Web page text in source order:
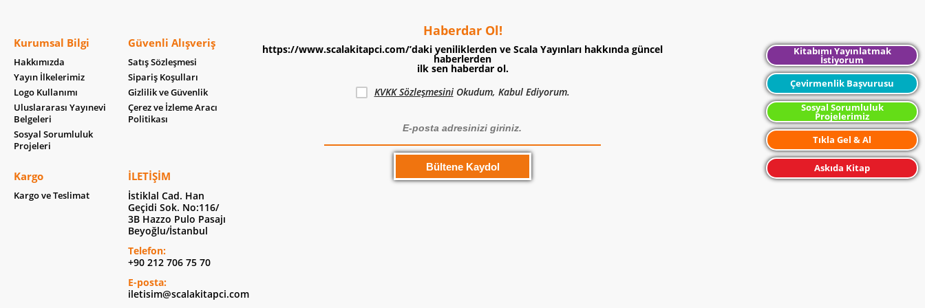
Kurumsal Bilgi
Hakkımızda
Yayın İlkelerimiz
Logo Kullanımı
Uluslararası Yayınevi
Belgeleri
Sosyal Sorumluluk
Projeleri
Güvenli Alışveriş
Satış Sözleşmesi
Sipariş Koşulları
Gizlilik ve Güvenlik
Çerez ve İzleme Aracı
Politikası
Kargo
Kargo ve Teslimat
İLETIŞIM
İstiklal Cad. Han
Geçidi Sok. No:116/
3B Hazzo Pulo Pasajı
Beyoğlu/İstanbul
Telefon:
+90 212 706 75 70
E-posta:
iletisim@scalakitapci.com
Haberdar Ol!
https://www.scalakitapci.com/’daki yeniliklerden ve Scala Yayınları hakkında güncel
haberlerden
ilk sen haberdar ol.
KVKK SözleşmesiniOkudum, Kabul Ediyorum.
Kitabımı Yayınlatmak
İstiyorum
Çevirmenlik Başvurusu
Sosyal Sorumluluk
Projelerimiz
Tıkla Gel & Al
Askıda Kitap